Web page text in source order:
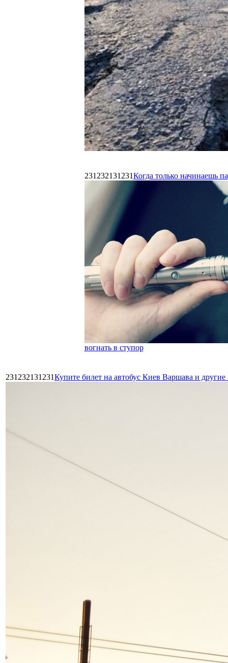
231232131231Когда только начинаешь
вогнать в ступор
231232131231Купите билет на автобус Киев Варшава и